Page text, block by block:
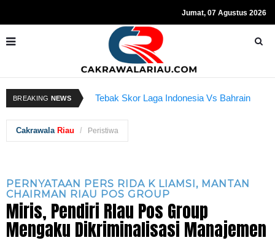
Jumat, 07 Agustus 2026
BREAKING NEWS
Tebak Skor Laga Indonesia Vs Bahrain
Resmi Ditahan KPK, Hasto Kristiyanto
Cakrawala Riau Peristiwa
PERNYATAAN PERS RIDA K LIAMSI, MANTAN
CHAIRMAN RIAU POS GROUP
Miris, Pendiri RIau Pos Group
Mengaku Dikriminalisasi Manajemen